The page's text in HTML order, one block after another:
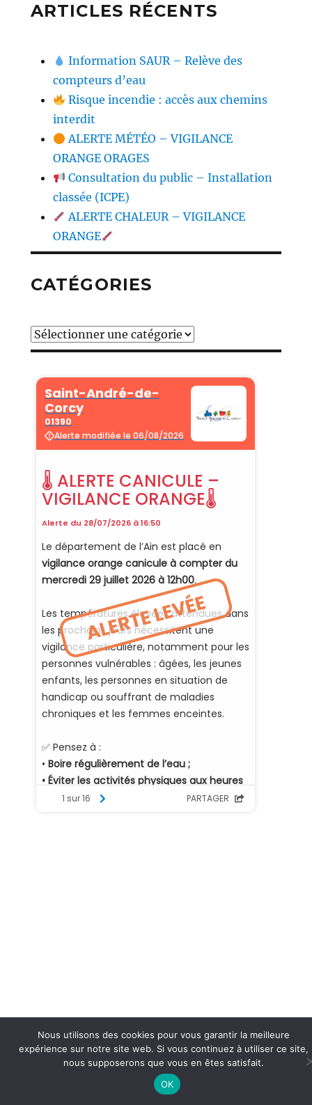
ARTICLES RÉCENTS
Information SAUR – Relève des
compteurs d’eau
Risque incendie : accès aux chemins
interdit
ALERTE MÉTÉO – VIGILANCE
ORANGE ORAGES
Consultation du public – Installation
classée (ICPE)
ALERTE CHALEUR – VIGILANCE
ORANGE
CATÉGORIES
Catégories
Nous utilisons des cookies pour vous garantir la meilleure
expérience sur notre site web. Si vous continuez à utiliser ce site,
nous supposerons que vous en êtes satisfait.
OK